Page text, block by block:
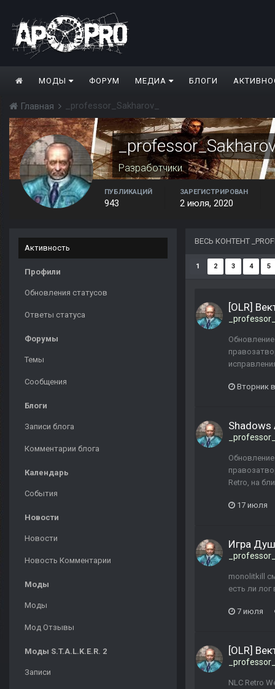
МОДЫ ФОРУМ МЕДИА БЛОГИ
Главная _professor_Sakharov_
Разработчики
ПУБЛИКАЦИЙ
943
ЗАРЕГИСТРИРОВАН
2 июля, 2020
Активность
Профили
Обновления статусов
Ответы статуса
Форумы
Темы
Сообщения
Блоги
Записи блога
Комментарии блога
Календарь
События
Новости
Новости
Новость Комментарии
Моды
Моды
Мод Отзывы
Моды S.T.A.L.K.E.R. 2
Записи
ВЕСЬ КОНТЕНТ
1 2 3 4 5
[OLR]
Вторник
Shadows
Retro, на
17 июля
Игра
monolitkill
есть ли
7 июля
[OLR]
NLC Retro